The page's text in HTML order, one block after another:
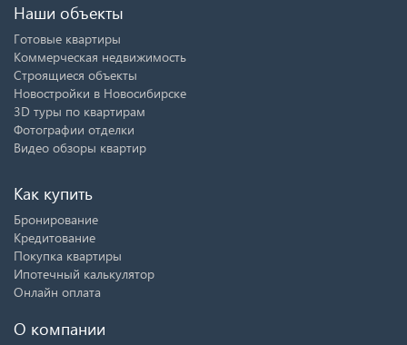
Наши объекты
Готовые квартиры
Коммерческая недвижимость
Строящиеся объекты
Новостройки в Новосибирске
3D туры по квартирам
Фотографии отделки
Видео обзоры квартир
Как купить
Бронирование
Кредитование
Покупка квартиры
Ипотечный калькулятор
Онлайн оплата
О компании